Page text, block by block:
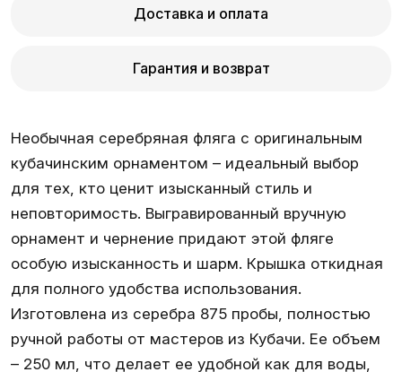
Доставка и оплата
Гарантия и возврат
Необычная серебряная фляга с оригинальным
кубачинским орнаментом – идеальный выбор
для тех, кто ценит изысканный стиль и
неповторимость. Выгравированный вручную
орнамент и чернение придают этой фляге
особую изысканность и шарм. Крышка откидная
для полного удобства использования.
Изготовлена из серебра 875 пробы, полностью
ручной работы от мастеров из Кубачи. Ее объем
– 250 мл, что делает ее удобной как для воды,